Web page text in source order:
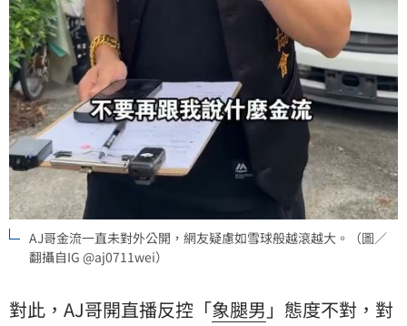
AJ哥金流一直未對外公開，網友疑慮如雪球般越滾越大。（圖／
翻攝自IG @aj0711wei）
對此，AJ哥開直播反控「象腿男 」態度不對，對